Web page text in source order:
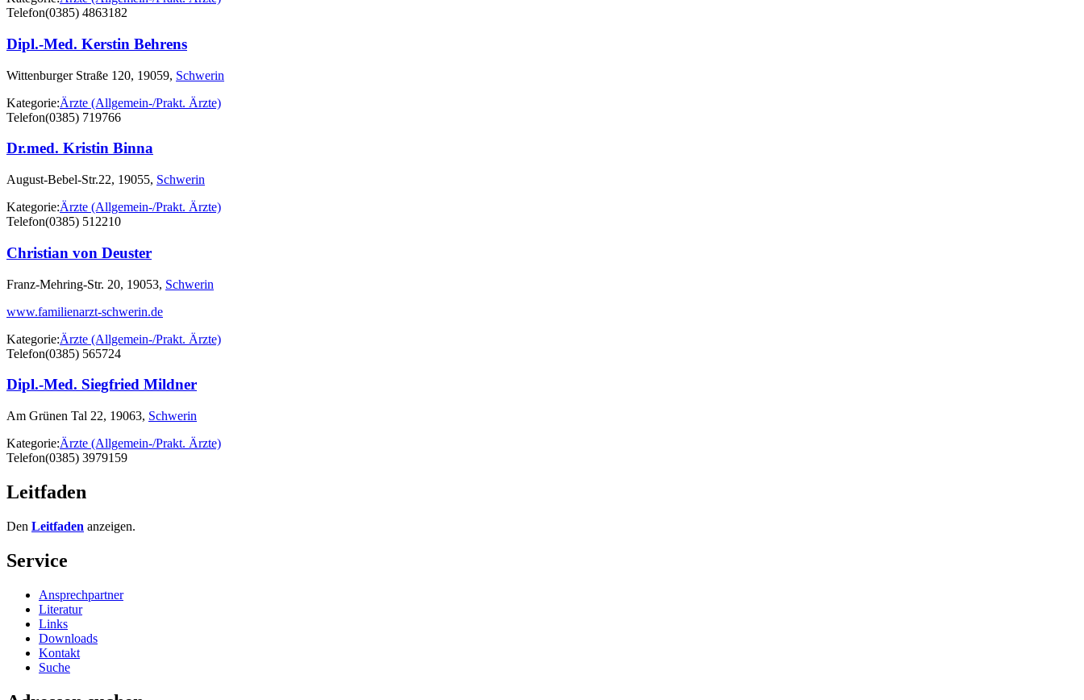
Telefon(0385) 4863182
Dipl.-Med. Kerstin Behrens
Wittenburger Straße 120, 19059, Schwerin
Kategorie:Ärzte (Allgemein-/Prakt. Ärzte)
Telefon(0385) 719766
Dr.med. Kristin Binna
August-Bebel-Str.22, 19055, Schwerin
Kategorie:Ärzte (Allgemein-/Prakt. Ärzte)
Telefon(0385) 512210
Christian von Deuster
Franz-Mehring-Str. 20, 19053, Schwerin
www.familienarzt-schwerin.de
Kategorie:Ärzte (Allgemein-/Prakt. Ärzte)
Telefon(0385) 565724
Dipl.-Med. Siegfried Mildner
Am Grünen Tal 22, 19063, Schwerin
Kategorie:Ärzte (Allgemein-/Prakt. Ärzte)
Telefon(0385) 3979159
Leitfaden
Den Leitfaden anzeigen.
Service
Ansprechpartner
Literatur
Links
Downloads
Kontakt
Suche